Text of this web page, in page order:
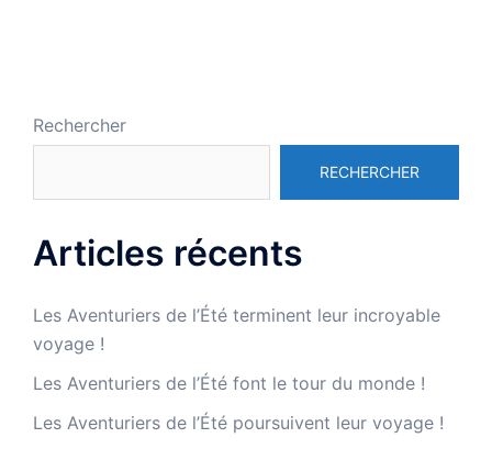
Rechercher
RECHERCHER
Articles récents
Les Aventuriers de l’Été terminent leur incroyable
voyage !
Les Aventuriers de l’Été font le tour du monde !
Les Aventuriers de l’Été poursuivent leur voyage !